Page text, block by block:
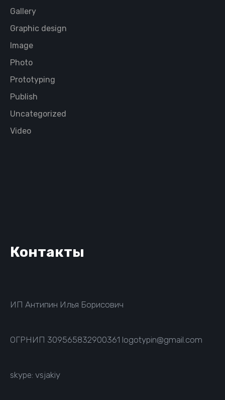
Gallery
Graphic design
Image
Photo
Prototyping
Publish
Uncategorized
Video
Контакты
ИП Антипин Илья Борисович
ОГРНИП 309565832900361 logotypin@gmail.com
skype: vsjakiy